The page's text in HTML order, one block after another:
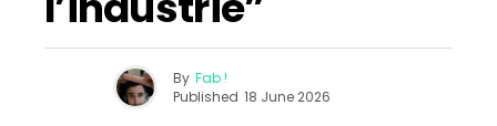
By Fab !
Published 18 June 2026